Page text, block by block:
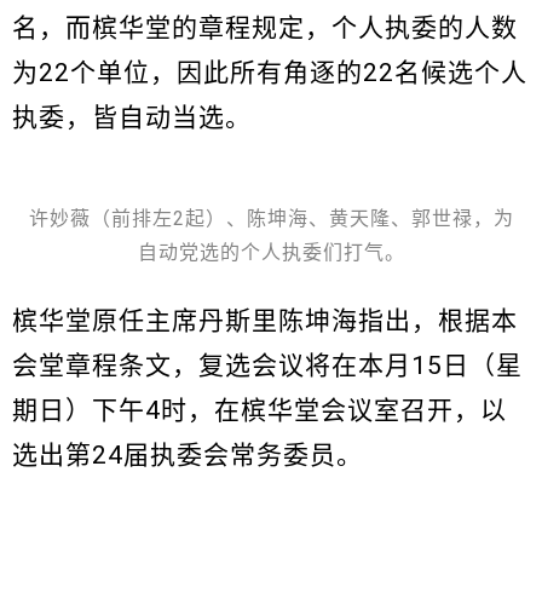
名，而槟华堂的章程规定，个人执委的人数
为22个单位，因此所有角逐的22名候选个人
执委，皆自动当选。
许妙薇（前排左2起）、陈坤海、黄天隆、郭世禄，为
自动党选的个人执委们打气。
槟华堂原任主席丹斯里陈坤海指出，根据本
会堂章程条文，复选会议将在本月15日（星
期日）下午4时，在槟华堂会议室召开，以
选出第24届执委会常务委员。